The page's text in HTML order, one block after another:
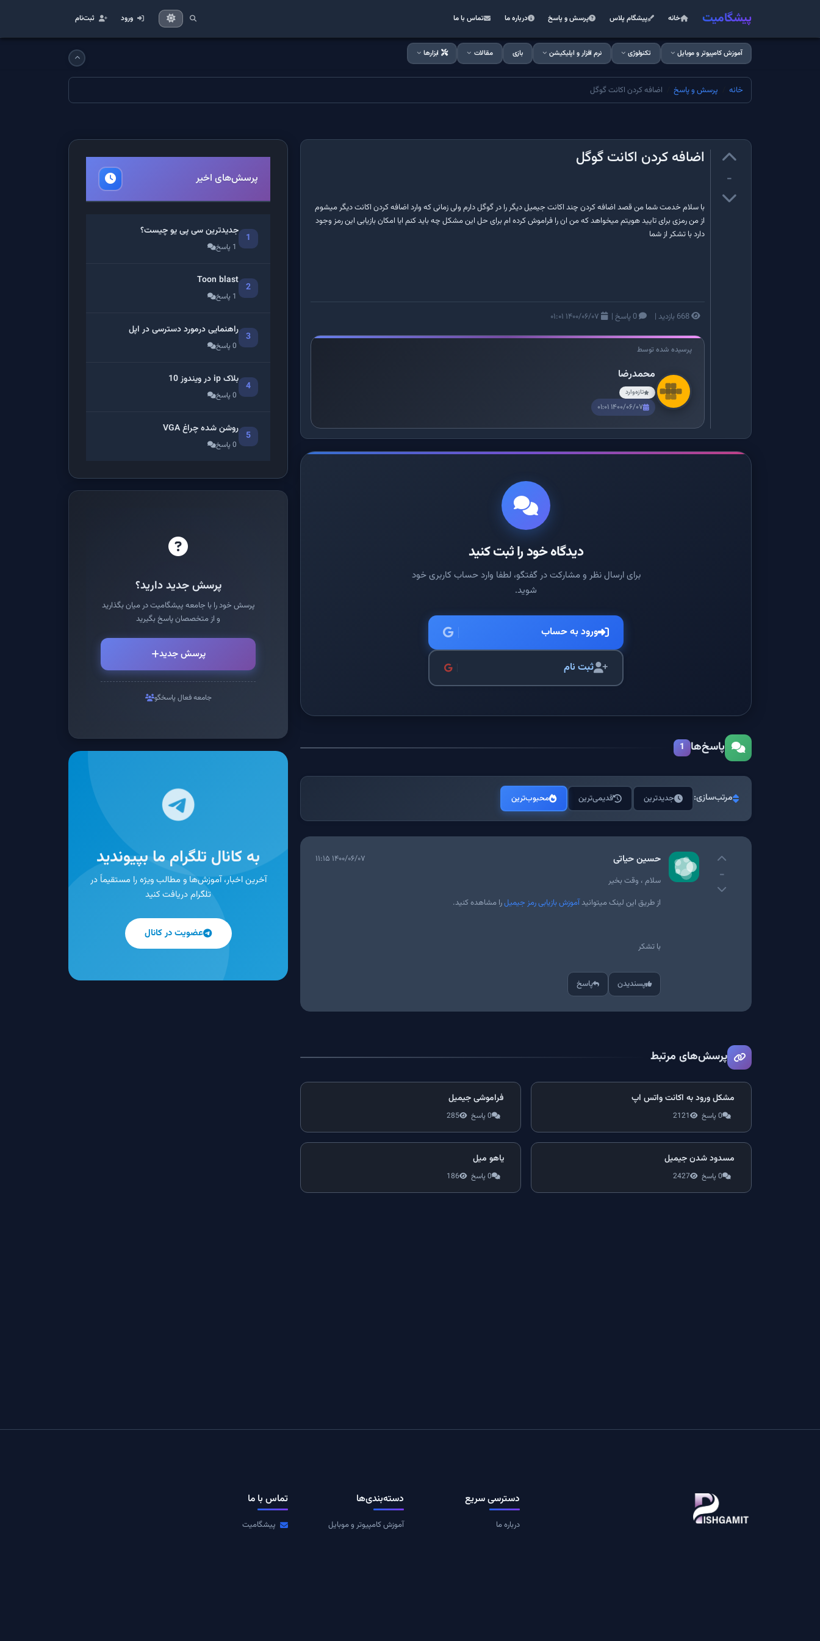
پیشگامیت خانه پیشگام پلاس پرسش و پاسخ درباره ما تماس با ما ورود ثبت‌نام
آموزش کامپیوتر و موبایل تکنولوژی نرم افزار و اپلیکیشن بازی مقالات ابزارها
خانه پرسش و پاسخ اضافه کردن اکانت گوگل
-
اضافه کردن اکانت گوگل
با سلام خدمت شما من قصد اضافه کردن چند اکانت جیمیل دیگر را در گوگل دارم ولی زمانی که وارد اضافه کردن اکانت دیگر میشوم
از من رمزی برای تایید هویتم میخواهد که من ان را فراموش کرده ام برای حل این مشکل چه باید کنم ایا امکان بازیابی این رمز وجود
دارد با تشکر از شما
668 بازدید | 0 پاسخ |
پرسیده شده توسط
محمدرضا
تازه‌وارد
۱۴۰۰/۰۶/۰۷ ۰۱:۰۱
دیدگاه خود را ثبت کنید
برای ارسال نظر و مشارکت در گفتگو، لطفا وارد حساب کاربری خود
شوید.
ورود به حساب
ثبت نام
پاسخ‌ها 1
مرتب‌سازی: جدیدترین قدیمی‌ترین محبوب‌ترین
-
حسین حیاتی
۱۴۰۰/۰۶/۰۷ ۱۱:۱۵
سلام ، وقت بخیر
از طریق این لینک میتوانیدآموزش بازیابی رمز جیمیلرا مشاهده کنید.
با تشکر
پسندیدن پاسخ
پرسش‌های مرتبط
مشکل ورود به اکانت واتس اپ
0 پاسخ 2121
فراموشی جیمیل
0 پاسخ 285
مسدود شدن جیمیل
0 پاسخ 2427
یاهو میل
0 پاسخ 186
پرسش‌های اخیر
1
جدیدترین سی پی یو چیست؟
1 پاسخ
2
Toon blast
1 پاسخ
3
راهنمایی درمورد دسترسی در اپل
0 پاسخ
4
بلاک ip در ویندوز 10
0 پاسخ
5
روشن شده چراغ VGA
0 پاسخ
پرسش جدید دارید؟
پرسش خود را با جامعه پیشگامیت در میان بگذارید
و از متخصصان پاسخ بگیرید
پرسش جدید
جامعه فعال پاسخگو
به کانال تلگرام ما بپیوندید
آخرین اخبار، آموزش‌ها و مطالب ویژه را مستقیماً در
تلگرام دریافت کنید
عضویت در کانال
دسترسی سریع
درباره ما
دسته‌بندی‌ها
آموزش کامپیوتر و موبایل
تماس با ما
پیشگامیت